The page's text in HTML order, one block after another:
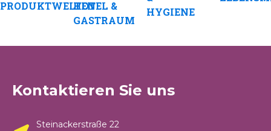
PRODUKTWELTEN
HOTEL &
GASTRAUM
HYGIENE
Kontaktieren Sie uns
Steinackerstraße 22